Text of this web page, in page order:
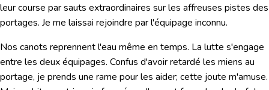
leur course par sauts extraordinaires sur les affreuses pistes des
portages. Je me laissai rejoindre par l'équipage inconnu.
Nos canots reprennent l'eau même en temps. La lutte s'engage
entre les deux équipages. Confus d'avoir retardé les miens au
portage, je prends une rame pour les aider; cette joute m'amuse.